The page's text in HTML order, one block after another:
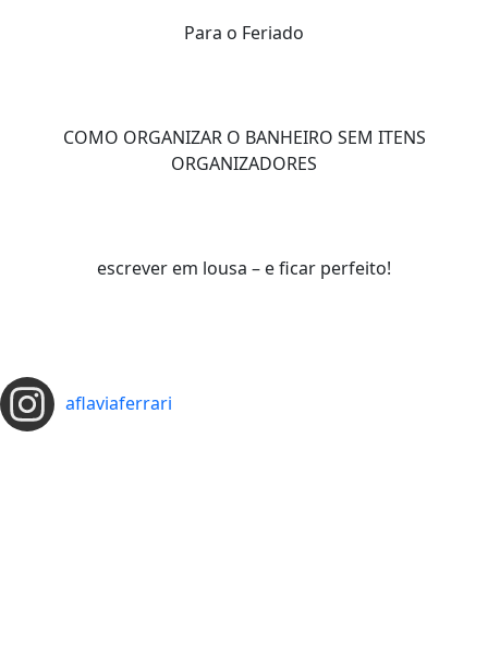
Para o Feriado
COMO ORGANIZAR O BANHEIRO SEM ITENS
ORGANIZADORES
escrever em lousa – e ficar perfeito!
aflaviaferrari